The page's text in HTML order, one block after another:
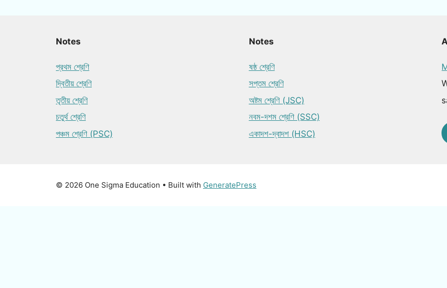
Notes
প্রথম শ্রেণি
দ্বিতীয় শ্রেণি
তৃতীয় শ্রেণি
চতুর্থ শ্রেণি
পঞ্চম শ্রেণি (PSC)
Notes
ষষ্ঠ শ্রেণি
সপ্তম শ্রেণি
অষ্টম শ্রেণি (JSC)
নবম-দশম শ্রেণি (SSC)
একাদশ-দ্বাদশ (HSC)
© 2026 One Sigma Education • Built with GeneratePress